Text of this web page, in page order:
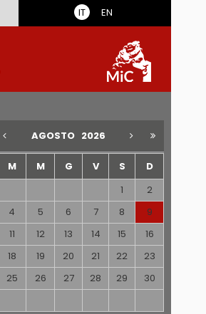
IT EN
AGOSTO 2026
M M G V S
D
1
2
4 5 6 7 8
9
11 12 13 14 15
16
18 19 20 21 22
23
25 26 27 28 29
30